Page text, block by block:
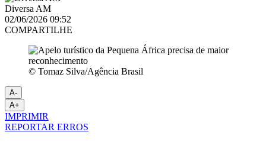
Diversa AM
02/06/2026 09:52
COMPARTILHE
© Tomaz Silva/Agência Brasil
A-
A+
IMPRIMIR
REPORTAR ERROS